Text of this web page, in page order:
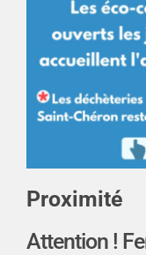
Proximité
Attention !